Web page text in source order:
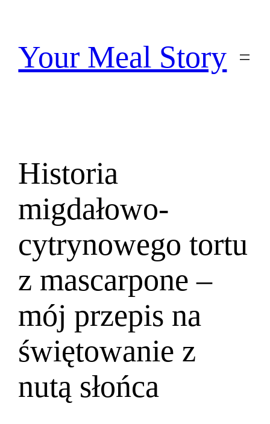
treściYour Meal Story
Historia
migdałowo-
cytrynowego tortu
z mascarpone –
mój przepis na
świętowanie z
nutą słońca